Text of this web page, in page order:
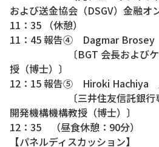
および送金協会（DSGV）金融オ
11：35 （休憩）
11：45 報告④ Dagmar Brosey
〔BGT 会長およびケル
授（博士）〕
12：15 報告⑤ Hiroki Hachiya
〔三井住友信託銀行専門
開発機構機構教授（博士）〕
12：35 （昼食休憩：90分）
【パネルディスカッション】